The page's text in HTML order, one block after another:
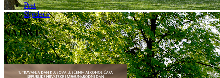
Pret
Sljedeće
NAJAVE